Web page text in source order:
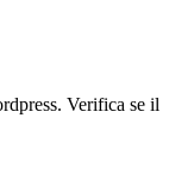
Verifica se il